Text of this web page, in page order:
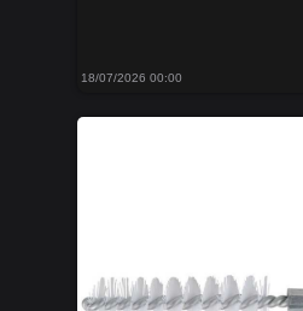
18/07/2026 00:00